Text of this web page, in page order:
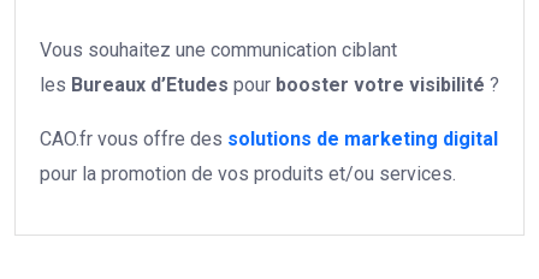
Vous souhaitez une communication ciblant
les Bureaux d’Etudes pour booster votre visibilité ?
CAO.fr vous offre des solutions de marketing digital
pour la promotion de vos produits et/ou services.